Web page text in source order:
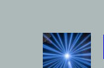
contenuto